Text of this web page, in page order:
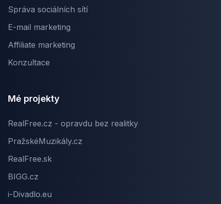
Správa sociálních sítí
E-mail marketing
Affiliate marketing
Konzultace
Mé projekty
RealFree.cz - opravdu bez realitky
PražskéMuzikály.cz
RealFree.sk
BIGG.cz
i-Divadlo.eu